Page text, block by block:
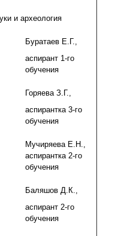
и археология
Буратаев Е.Г.,
аспирант 1-го
обучения
Горяева З.Г.,
аспирантка 3-го
обучения
Мучиряева Е.Н.,
аспирантка 2-го
обучения
Баляшов Д.К.,
аспирант 2-го
обучения